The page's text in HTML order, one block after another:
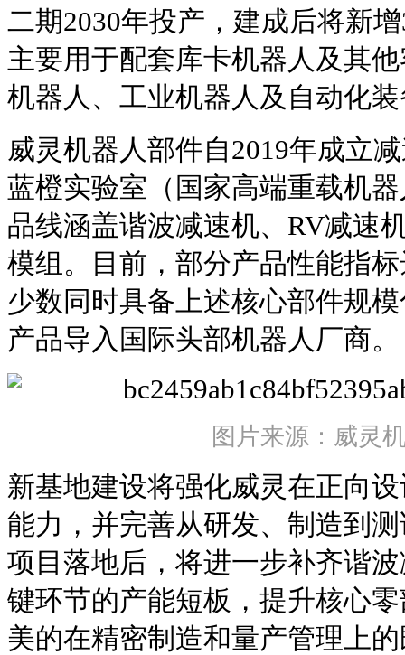
二期2030年投产，建成后将新
主要用于配套库卡机器人及其
机器人、工业机器人及自动化
威灵机器人部件自2019年成立
蓝橙实验室（国家高端重载机
品线涵盖谐波减速机、RV减速
模组。目前，部分产品性能指
少数同时具备上述核心部件规
产品导入国际头部机器人厂商。
图片来源：威灵
新基地建设将强化威灵在正向
能力，并完善从研发、制造到
项目落地后，将进一步补齐谐
键环节的产能短板，提升核心
美的在精密制造和量产管理上